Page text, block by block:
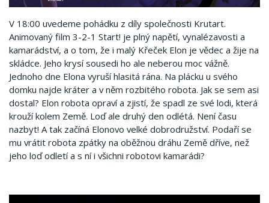
V 18:00 uvedeme pohádku z díly společnosti Krutart.
Animovaný film 3-2-1 Start! je plný napětí, vynalézavosti a
kamarádství, a o tom, že i malý Křeček Elon je vědec a žije na
skládce. Jeho krysí sousedi ho ale neberou moc vážně.
Jednoho dne Elona vyruší hlasitá rána. Na plácku u svého
domku najde kráter a v něm rozbitého robota. Jak se sem asi
dostal? Elon robota opraví a zjistí, že spadl ze své lodi, která
krouží kolem Země. Loď ale druhý den odlétá. Není času
nazbyt! A tak začíná Elonovo velké dobrodružství. Podaří se
mu vrátit robota zpátky na oběžnou dráhu Země dříve, než
jeho loď odletí a s ní i všichni robotovi kamarádi?